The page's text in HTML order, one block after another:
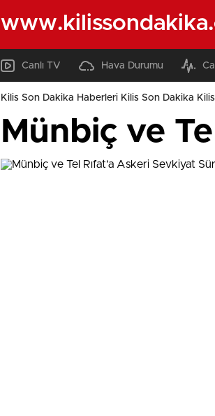
Canlı TV Hava Durumu
Kilis Son Dakika Haberleri Kilis Son Dakika
Münbiç ve